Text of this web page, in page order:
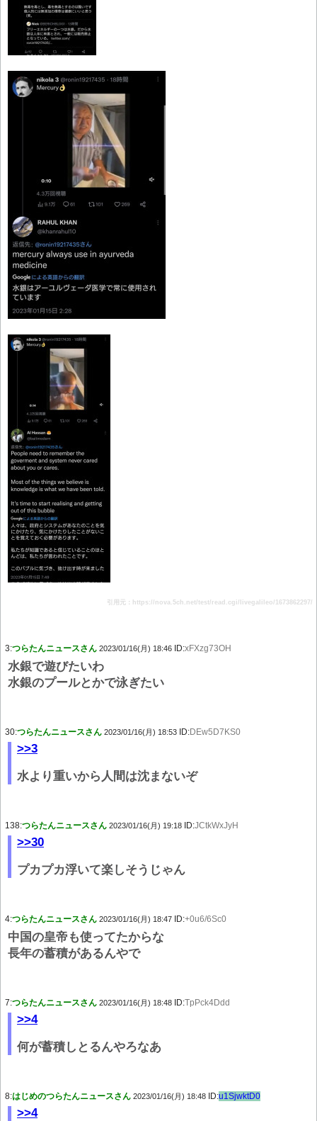
引用元：https://nova.5ch.net/test/read.cgi/livegalileo/1673862297/
3:つらたんニュースさん 2023/01/16(月) 18:46 ID:xFXzg73OH
水銀で遊びたいわ
水銀のプールとかで泳ぎたい
30:つらたんニュースさん 2023/01/16(月) 18:53 ID:DEw5D7KS0
>>3
水より重いから人間は沈まないぞ
138:つらたんニュースさん 2023/01/16(月) 19:18 ID:JCtkWxJyH
>>30
プカプカ浮いて楽しそうじゃん
4:つらたんニュースさん 2023/01/16(月) 18:47 ID:+0u6/6Sc0
中国の皇帝も使ってたからな
長年の蓄積があるんやで
7:つらたんニュースさん 2023/01/16(月) 18:48 ID:TpPck4Ddd
>>4
何が蓄積しとるんやろなあ
8:はじめのつらたんニュースさん 2023/01/16(月) 18:48 ID:u1SjwktD0
>>4